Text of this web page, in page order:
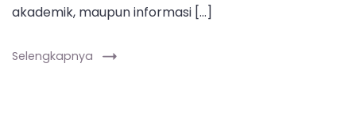
akademik, maupun informasi […]
Selengkapnya